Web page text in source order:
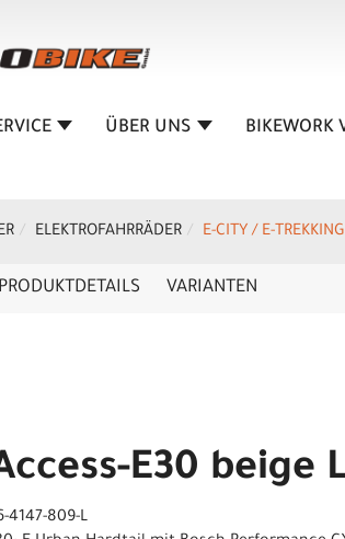
ÜBER UNS BIKEWORK
ELEKTROFAHRRÄDER E-CITY / E-
PRODUKTDETAILS VARIANTEN
E30 beige
4147-809-L